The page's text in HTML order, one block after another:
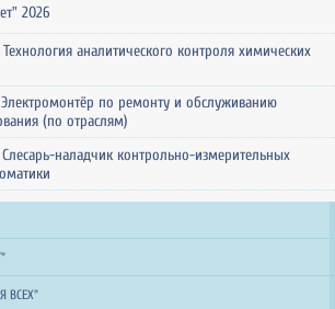
2026
аналитического контроля химических
по ремонту и обслуживанию
(по отраслям)
наладчик контрольно-измерительных
ВСЕХ"